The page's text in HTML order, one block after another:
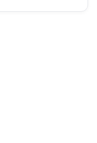
24000 str. quantity